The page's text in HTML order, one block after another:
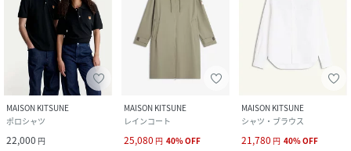
MAISON KITSUNE
ポロシャツ
22,000 円
MAISON KITSUNE
レインコート
25,080 円 40%OFF
MAISON KITSUNE
シャツ・ブラウス
21,780 円 40%OFF